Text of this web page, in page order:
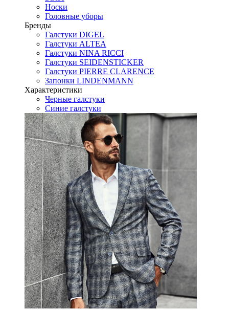
Носки
Головные уборы
Бренды
Галстуки DIGEL
Галстуки ALTEA
Галстуки NINA RICCI
Галстуки SEIDENSTICKER
Галстуки PIERRE CLARENCE
Запонки LINDENMANN
Характеристики
Черные галстуки
Синие галстуки